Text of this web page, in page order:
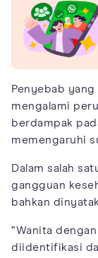
Penyebab
mengalami
berdampak
memengaruhi
Dalam salah
gangguan
bahkan
“Wanita
diidentifikasi